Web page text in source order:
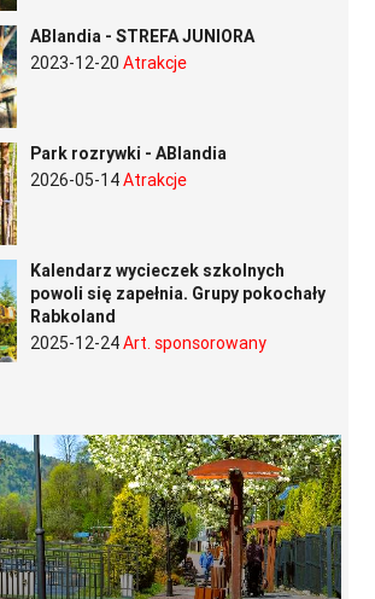
ABlandia - STREFA JUNIORA
2023-12-20 Atrakcje
Park rozrywki - ABlandia
2026-05-14Atrakcje
Kalendarz wycieczek szkolnych
powoli się zapełnia. Grupy pokochały
Rabkoland
2025-12-24Art. sponsorowany